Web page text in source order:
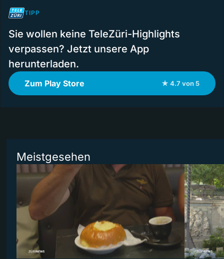
TIPP
Sie wollen keine TeleZüri-Highlights
verpassen? Jetzt unsere App
herunterladen.
Zum Play Store ★ 4.7 von 5
Meistgesehen